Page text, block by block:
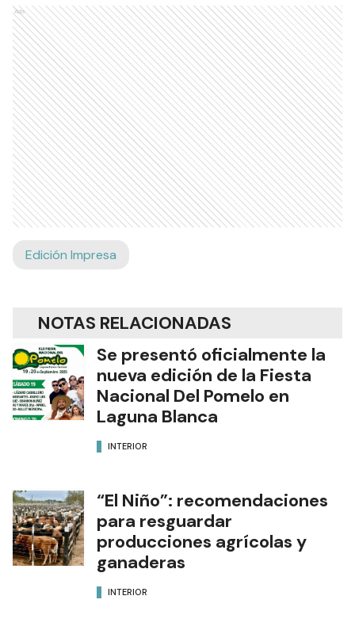
Ads
Edición Impresa
NOTAS RELACIONADAS
Se presentó oficialmente la
nueva edición de la Fiesta
Nacional Del Pomelo en
Laguna Blanca
INTERIOR
“El Niño”: recomendaciones
para resguardar
producciones agrícolas y
ganaderas
INTERIOR